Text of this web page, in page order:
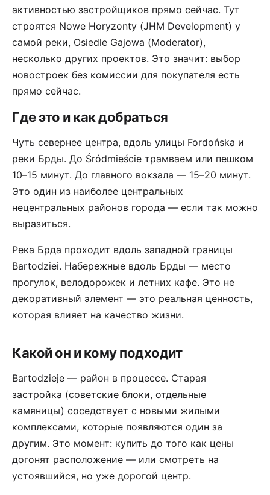
активностью застройщиков прямо сейчас. Тут
строятся Nowe Horyzonty (JHM Development) у
самой реки, Osiedle Gajowa (Moderator),
несколько других проектов. Это значит: выбор
новостроек без комиссии для покупателя есть
прямо сейчас.
Где это и как добраться
Чуть севернее центра, вдоль улицы Fordońska и
реки Брды. До Śródmieście трамваем или пешком
10–15 минут. До главного вокзала — 15–20 минут.
Это один из наиболее центральных
нецентральных районов города — если так можно
выразиться.
Река Брда проходит вдоль западной границы
Bartodziei. Набережные вдоль Брды — место
прогулок, велодорожек и летних кафе. Это не
декоративный элемент — это реальная ценность,
которая влияет на качество жизни.
Какой он и кому подходит
Bartodzieje — район в процессе. Старая
застройка (советские блоки, отдельные
камяницы) соседствует с новыми жилыми
комплексами, которые появляются один за
другим. Это момент: купить до того как цены
догонят расположение — или смотреть на
устоявшийся, но уже дорогой центр.